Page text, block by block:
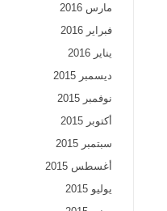
مارس 2016
فبراير 2016
يناير 2016
ديسمبر 2015
نوفمبر 2015
أكتوبر 2015
سبتمبر 2015
أغسطس 2015
يوليو 2015